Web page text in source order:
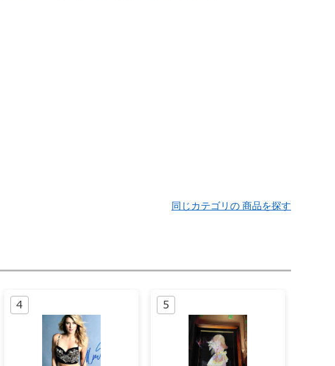
同じカテゴリの 商品を探す